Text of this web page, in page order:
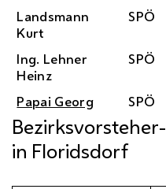
Landsmann
Kurt
SPÖ
Ing. Lehner
Heinz
SPÖ
Papai Georg
SPÖ
in Floridsdorf